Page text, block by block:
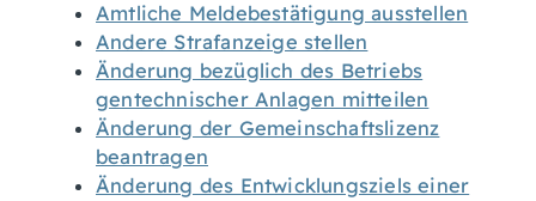
Amtliche Meldebestätigung ausstellen
Andere Strafanzeige stellen
Änderung bezüglich des Betriebs
gentechnischer Anlagen mitteilen
Änderung der Gemeinschaftslizenz
beantragen
Änderung des Entwicklungsziels einer